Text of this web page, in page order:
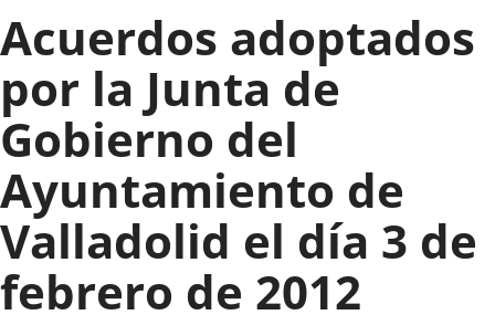
externa.
Acuerdos adoptados
por la Junta de
Gobierno del
Ayuntamiento de
Valladolid el día 3 de
febrero de 2012